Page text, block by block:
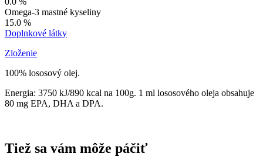
Omega-3 mastné kyseliny
15.0 %
Doplnkové látky
Zloženie
100% lososový olej.
Energia: 3750 kJ/890 kcal na 100g. 1 ml lososového oleja obsahuje
80 mg EPA, DHA a DPA.
Tiež sa vám môže páčiť